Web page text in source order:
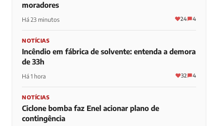
moradores
Há 23 minutos 24 4
NOTÍCIAS
Incêndio em fábrica de solvente: entenda a demora
de 33h
Há 1 hora 32 4
NOTÍCIAS
Ciclone bomba faz Enel acionar plano de
contingência